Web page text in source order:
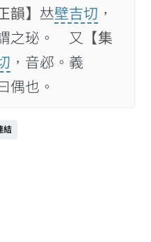
韻】 𠀤壁吉切 ，
之珌。 又
【集
，音邲。義
偶也。
結